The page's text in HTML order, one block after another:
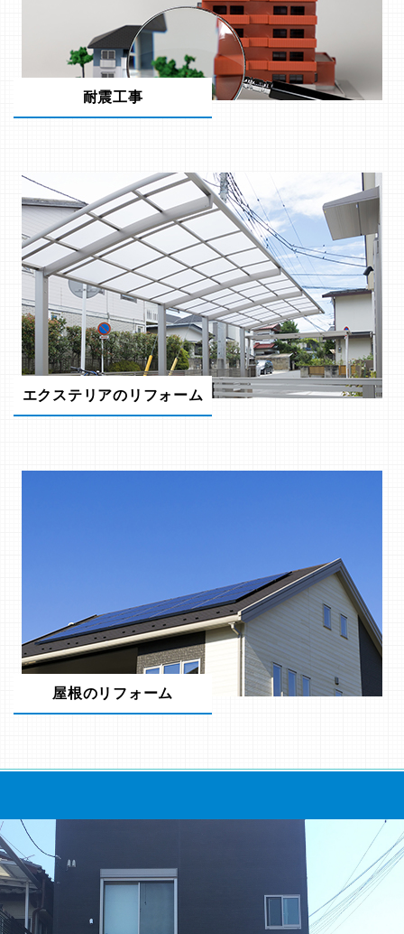
耐震工事
エクステリアのリフォーム
屋根のリフォーム